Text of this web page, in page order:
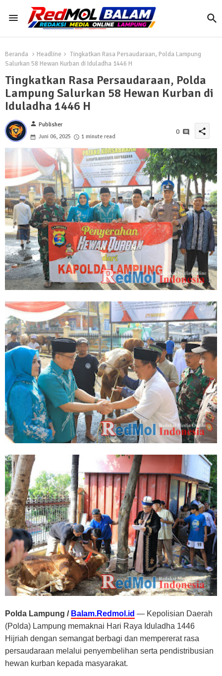
Beranda Headline
Tingkatkan Rasa Persaudaraan, Polda Lampung
Salurkan 58 Hewan Kurban di Iduladha 1446 H
Tingkatkan Rasa Persaudaraan, Polda
Lampung Salurkan 58 Hewan Kurban di
Iduladha 1446 H
person Publisher
Juni 06, 2025
1 minute read
0 share
Polda Lampung / Balam.Redmol.id — Kepolisian Daerah
(Polda) Lampung memaknai Hari Raya Iduladha 1446
Hijriah dengan semangat berbagi dan mempererat rasa
persaudaraan melalui penyembelihan serta pendistribusian
hewan kurban kepada masyarakat.